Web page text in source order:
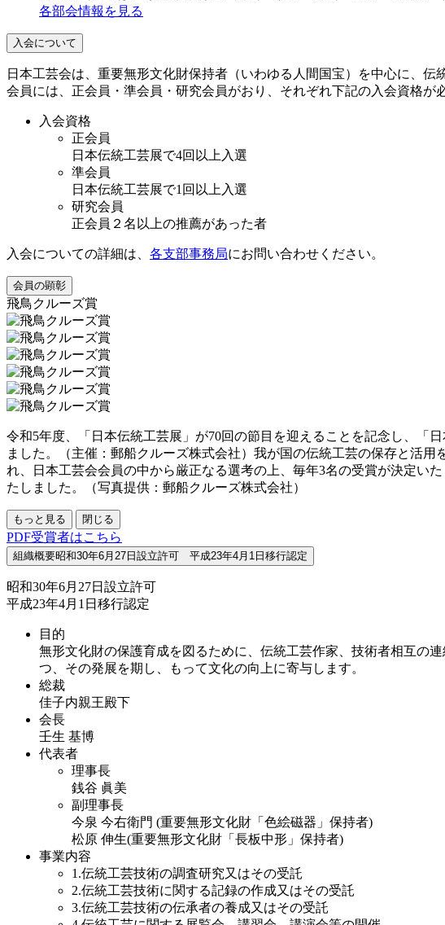
各部会情報を見る
入会について
日本工芸会は、重要無形文化財保持者（いわゆる人間国宝）を中心に、伝
会員には、正会員・準会員・研究会員がおり、それぞれ下記の入会資格が
入会資格
正会員
日本伝統工芸展で4回以上入選
準会員
日本伝統工芸展で1回以上入選
研究会員
正会員２名以上の推薦があった者
入会についての詳細は、 各支部事務局にお問い合わせください。
会員の顕彰
飛鳥クルーズ賞
令和5年度、「日本伝統工芸展」が70回の節目を迎えることを記念し、「
ました。（主催：郵船クルーズ株式会社）我が国の伝統工芸の保存と活
れ、日本工芸会会員の中から厳正なる選考の上、毎年3名の受賞が決定い
たしました。（写真提供：郵船クルーズ株式会社）
もっと見る 閉じる
PDF受賞者はこちら
組織概要昭和30年6月27日設立許可 平成23年4月1日移行認定
昭和30年6月27日設立許可
平成23年4月1日移行認定
目的
無形文化財の保護育成を図るために、伝統工芸作家、技術者相互の
つ、その発展を期し、もって文化の向上に寄与します。
総裁
佳子内親王殿下
会長
壬生 基博
代表者
理事長
銭谷 眞美
副理事長
今泉 今右衛門 (重要無形文化財「色絵磁器」保持者)
松原 伸生(重要無形文化財「長板中形」保持者)
事業内容
1.伝統工芸技術の調査研究又はその受託
2.伝統工芸技術に関する記録の作成又はその受託
3.伝統工芸技術の伝承者の養成又はその受託